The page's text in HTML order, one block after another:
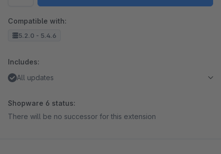
Compatible with:
5.2.0 - 5.4.6
Includes:
All updates
Shopware 6 status:
There will be no successor for this extension